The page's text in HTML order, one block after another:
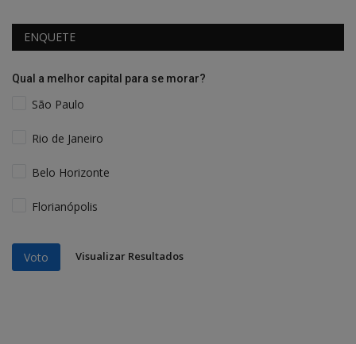
ENQUETE
Qual a melhor capital para se morar?
São Paulo
Rio de Janeiro
Belo Horizonte
Florianópolis
Voto Visualizar Resultados